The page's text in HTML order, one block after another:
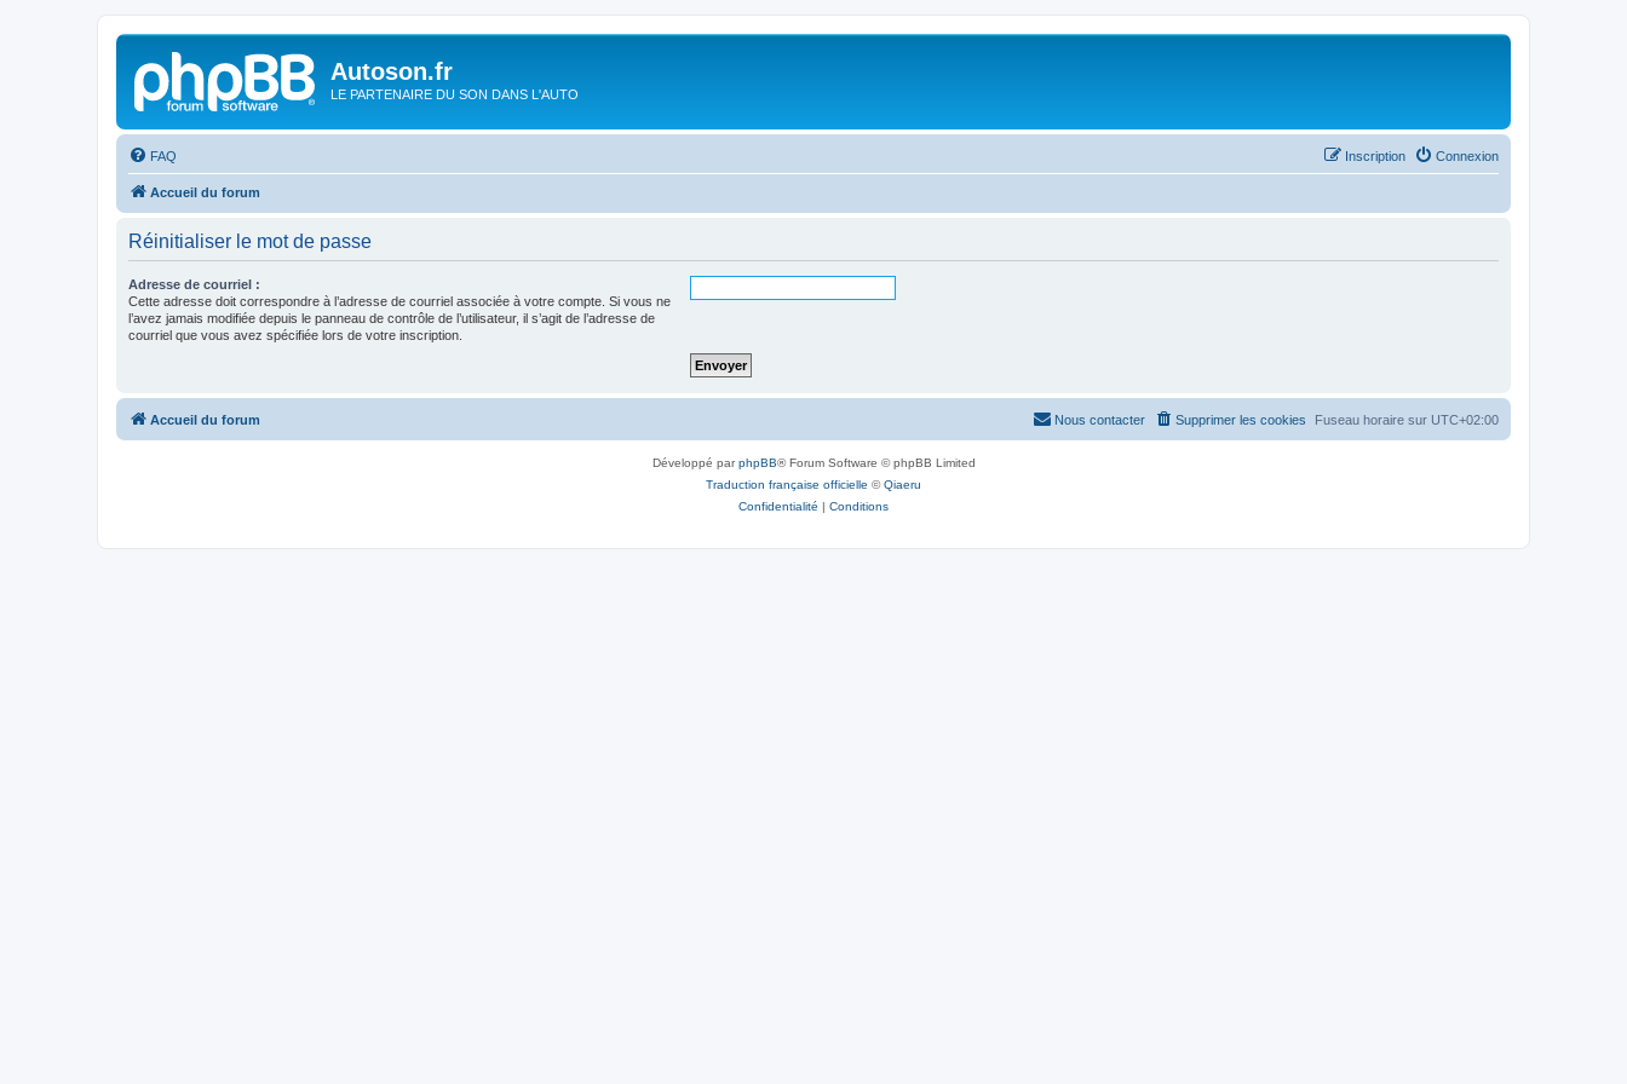
Autoson.fr
LE PARTENAIRE DU SON DANS L'AUTO
FAQ Connexion
Inscription
Accueil du forum
Réinitialiser le mot de passe
Adresse de courriel :
Cette adresse doit correspondre à l’adresse de courriel associée à votre compte. Si vous ne
l’avez jamais modifiée depuis le panneau de contrôle de l’utilisateur, il s’agit de l’adresse de
courriel que vous avez spécifiée lors de votre inscription.
Accueil du forum Fuseau horaire sur UTC+02:00
Supprimer les cookies
Nous contacter
Développé parphpBB® Forum Software © phpBB Limited
Traduction française officielle ©Qiaeru
Confidentialité | Conditions